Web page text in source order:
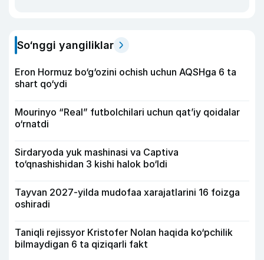
So‘nggi yangiliklar
Eron Hormuz bo‘g‘ozini ochish uchun AQSHga 6 ta
shart qo‘ydi
Mourinyo “Real” futbolchilari uchun qat’iy qoidalar
o‘rnatdi
Sirdaryoda yuk mashinasi va Captiva
to‘qnashishidan 3 kishi halok bo‘ldi
Tayvan 2027-yilda mudofaa xarajatlarini 16 foizga
oshiradi
Taniqli rejissyor Kristofer Nolan haqida ko‘pchilik
bilmaydigan 6 ta qiziqarli fakt